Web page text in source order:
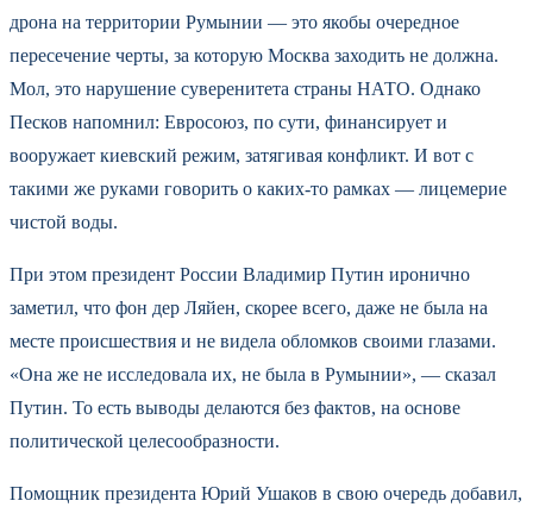
дрона на территории Румынии — это якобы очередное
пересечение черты, за которую Москва заходить не должна.
Мол, это нарушение суверенитета страны НАТО. Однако
Песков напомнил: Евросоюз, по сути, финансирует и
вооружает киевский режим, затягивая конфликт. И вот с
такими же руками говорить о каких-то рамках — лицемерие
чистой воды.
При этом президент России Владимир Путин иронично
заметил, что фон дер Ляйен, скорее всего, даже не была на
месте происшествия и не видела обломков своими глазами.
«Она же не исследовала их, не была в Румынии», — сказал
Путин. То есть выводы делаются без фактов, на основе
политической целесообразности.
Помощник президента Юрий Ушаков в свою очередь добавил,